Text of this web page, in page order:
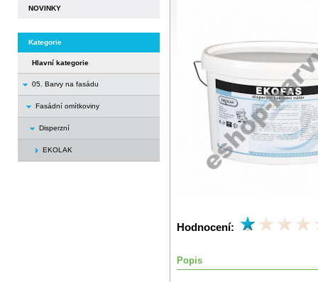
NOVINKY
Kategorie
Hlavní kategorie
05. Barvy na fasádu
Fasádní omítkoviny
Disperzní
EKOLAK
Hodnocení:
Popis